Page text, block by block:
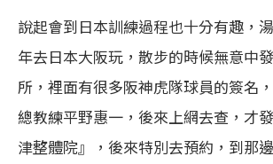
說起會到日本訓練過程也十分有趣，
年去日本大阪玩，散步的時候無意中
所，裡面有很多阪神虎隊球員的簽名
總教練平野惠一，後來上網去查，才
津整體院』，後來特別去預約，到那